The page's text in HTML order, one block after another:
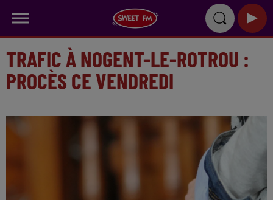
TRAFIC À NOGENT-LE-ROTROU :
PROCÈS CE VENDREDI